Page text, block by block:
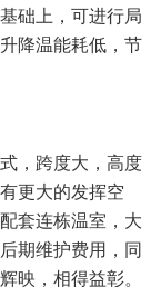
础上，可进行局
降温能耗低，节
，跨度大，高度
更大的发挥空
套连栋温室，大
期维护费用，同
映，相得益彰。